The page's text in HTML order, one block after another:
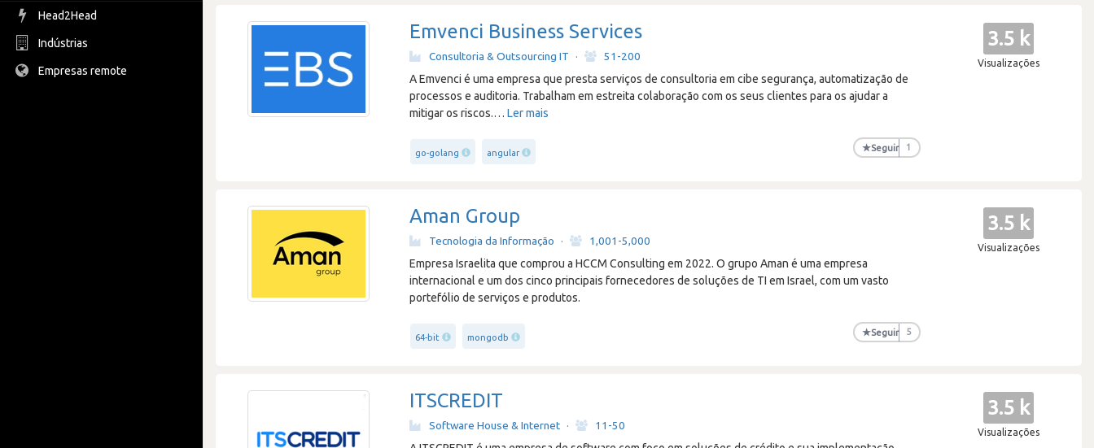
Head2Head
Indústrias
Empresas remote
Emvenci Business Services
Consultoria & Outsourcing IT ·
51-200
A Emvenci é uma empresa que presta serviços de consultoria em cibe segurança, automatização de
processos e auditoria. Trabalham em estreita colaboração com os seus clientes para os ajudar a
mitigar os riscos.…Ler mais
go-golang angular
★Seguir 1
3.5 k
Visualizações
Aman Group
Tecnologia da Informação ·
1,001-5,000
Empresa Israelita que comprou a HCCM Consulting em 2022. O grupo Aman é uma empresa
internacional e um dos cinco principais fornecedores de soluções de TI em Israel, com um vasto
portefólio de serviços e produtos.
64-bit mongodb
★Seguir 5
3.5 k
Visualizações
ITSCREDIT
Software House & Internet ·
11-50
3.5 k
Visualizações